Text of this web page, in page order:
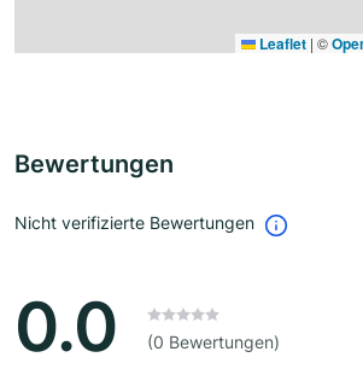
Leaflet | ©
Bewertungen
Nicht verifizierte Bewertungen
0.0 (0 Bewertungen)